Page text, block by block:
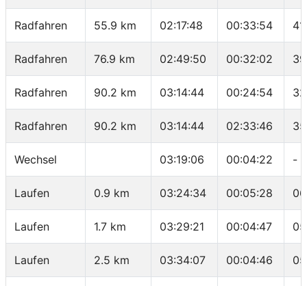
Radfahren 55.9 km 02:17:48 00:33:54
Radfahren 76.9 km 02:49:50 00:32:02
Radfahren 90.2 km 03:14:44 00:24:54
Radfahren 90.2 km 03:14:44 02:33:46
Wechsel 03:19:06 00:04:22 -
Laufen 0.9 km 03:24:34 00:05:28
Laufen 1.7 km 03:29:21 00:04:47
Laufen 2.5 km 03:34:07 00:04:46